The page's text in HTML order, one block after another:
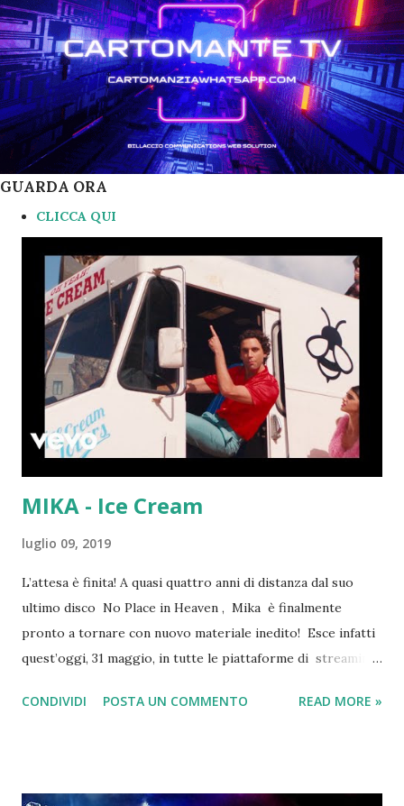
GUARDA ORA
CLICCA QUI
MIKA - Ice Cream
luglio 09, 2019
L’attesa è finita! A quasi quattro anni di distanza dal suo
ultimo disco No Place in Heaven , Mika è finalmente
pronto a tornare con nuovo materiale inedito! Esce infatti
quest’oggi, 31 maggio, in tutte le piattaforme di streaming
intitolato Ice Cream!
CONDIVIDI POSTA UN COMMENTO READ MORE »